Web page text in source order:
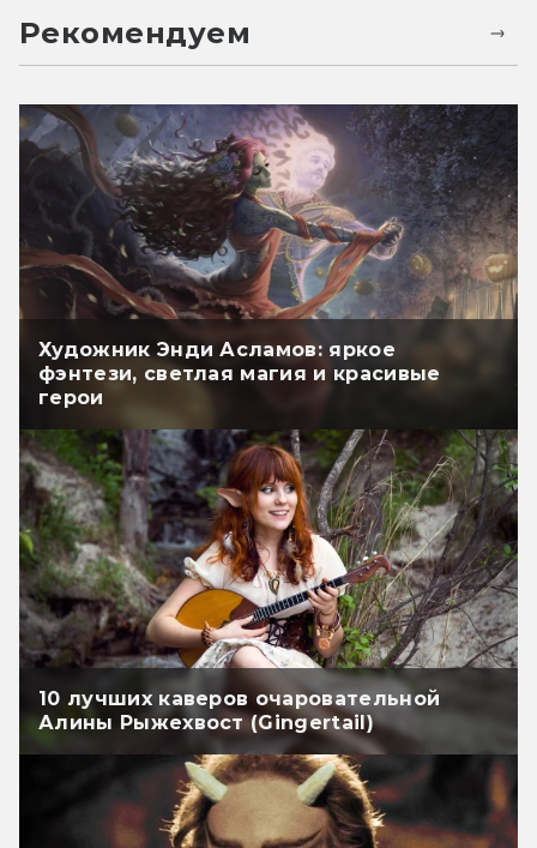
Рекомендуем
Художник Энди Асламов: яркое
фэнтези, светлая магия и красивые
герои
10 лучших каверов очаровательной
Алины Рыжехвост (Gingertail)